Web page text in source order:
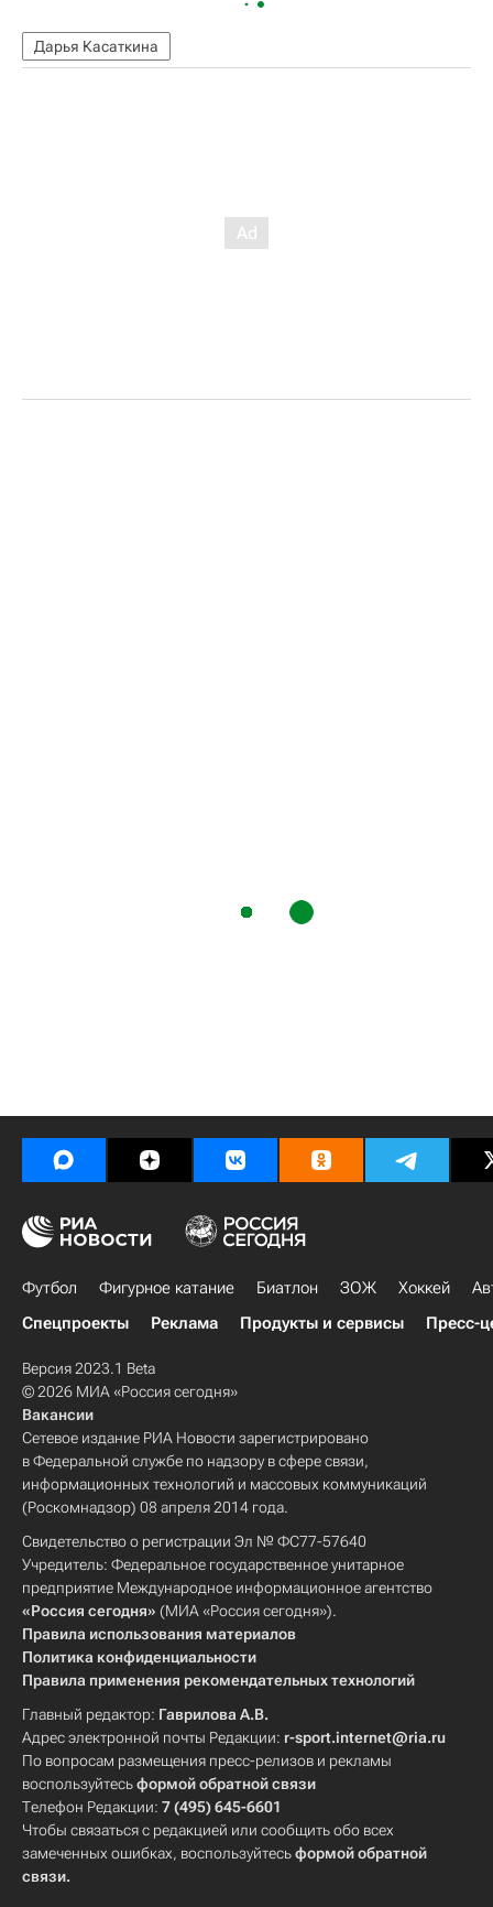
Дарья Касаткина
Футбол Фигурное катание Биатлон ЗОЖ Хоккей
Спецпроекты
Реклама Продукты и сервисы Пресс-
Версия 2023.1 Beta
© 2026 МИА «Россия сегодня»
Вакансии
Сетевое издание РИА Новости зарегистрировано
в Федеральной службе по надзору в сфере связи,
информационных технологий и массовых коммуникаций
(Роскомнадзор) 08 апреля 2014 года.
Свидетельство о регистрации Эл № ФС77-57640
Учредитель: Федеральное государственное унитарное
предприятие Международное информационное агентство
«Россия сегодня» (МИА «Россия сегодня»).
Правила использования материалов
Политика конфиденциальности
Правила применения рекомендательных технологий
Главный редактор: Гаврилова А.В.
Адрес электронной почты Редакции: r-sport.internet@ria.ru
По вопросам размещения пресс-релизов и рекламы
воспользуйтесьформой обратной связи
Телефон Редакции: 7 (495) 645-6601
Чтобы связаться с редакцией или сообщить обо всех
замеченных ошибках, воспользуйтесьформой обратной
связи.